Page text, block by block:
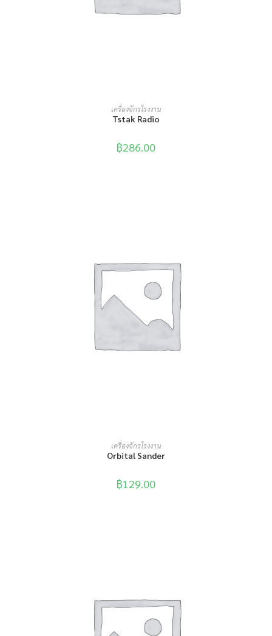
หยิบใส่ตะกร้า
เครื่องจักรโรงงาน
Tstak Radio
฿286.00
หยิบใส่ตะกร้า
เครื่องจักรโรงงาน
Orbital Sander
฿129.00